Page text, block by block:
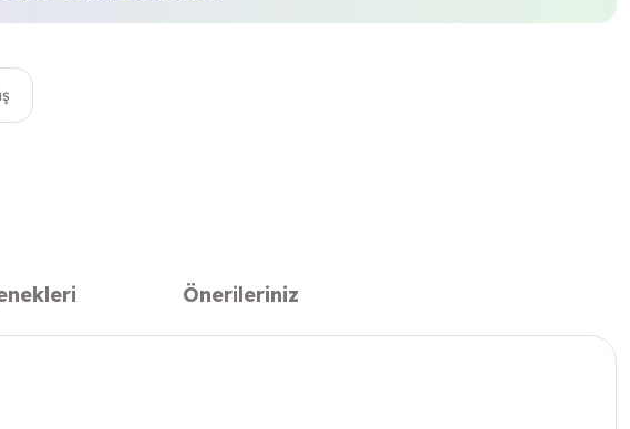
Önerileriniz